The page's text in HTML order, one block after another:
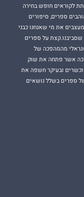
לקוראים חופש בחירה
ספרים, סיפורים
את מי שאנחנו כבני
שסביבנו.קצת על ספרים
מהמהפכה של
אשר פתחה את שוק
ובעיקר חשפה את
ספרים בשלל נושאים